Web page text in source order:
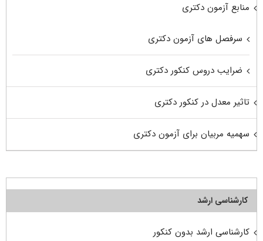
منابع آزمون دکتری
سرفصل های آزمون دکتری
ضرایب دروس کنکور دکتری
تاثیر معدل در کنکور دکتری
سهمیه مربیان برای آزمون دکتری
کارشناسی ارشد
کارشناسی ارشد بدون کنکور